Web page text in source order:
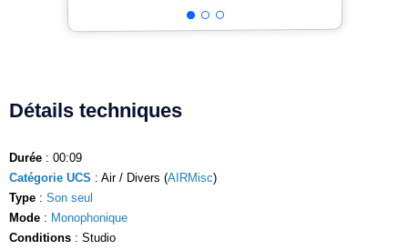
Détails techniques
Durée : 00:09
Catégorie UCS : Air / Divers (AIRMisc)
Type : Son seul
Mode : Monophonique
Conditions : Studio